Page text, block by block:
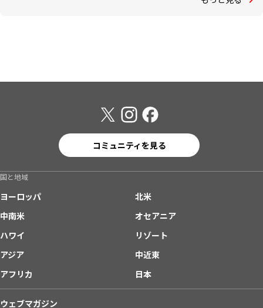
コミュニティを見る
国と地域
ヨーロッパ
北米
中南米
オセアニア
ハワイ
リゾート
アジア
中近東
アフリカ
日本
ウェブマガジン